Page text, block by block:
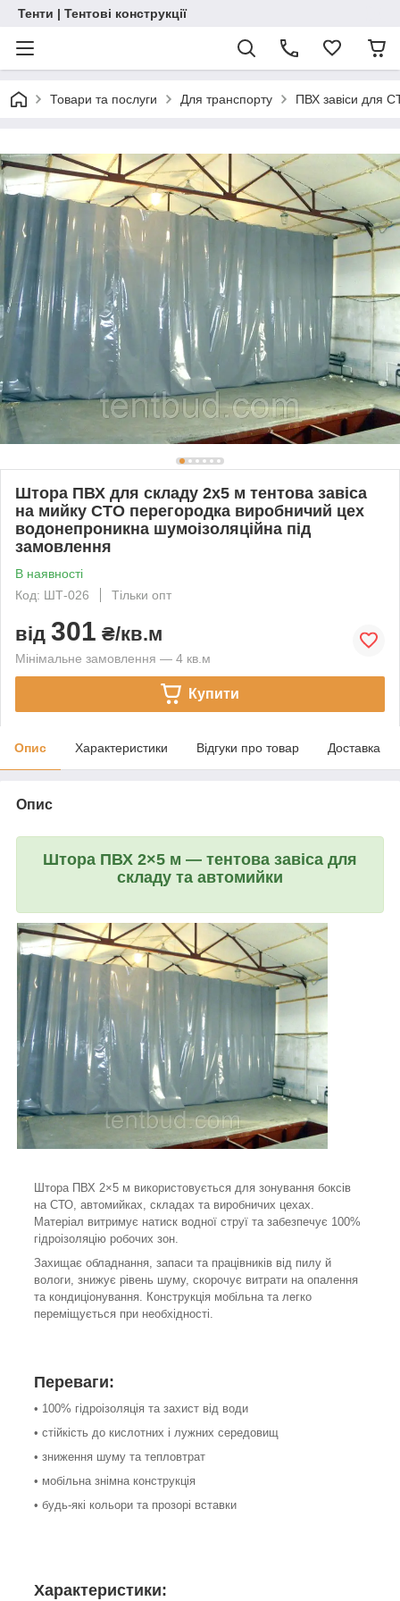
Тенти | Тентові конструкції
Товари та послуги Для транспорту ПВХ завіси для
Штора ПВХ для складу 2х5 м тентова завіса
на мийку СТО перегородка виробничий цех
водонепроникна шумоізоляційна під
замовлення
В наявності
Код: ШТ-026
Тільки опт
від 301 ₴/кв.м
Мінімальне замовлення — 4 кв.м
Купити
Опис Характеристики Відгуки про товар Доставка
Опис
Штора ПВХ 2×5 м — тентова завіса для
складу та автомийки
Штора ПВХ 2×5 м використовується для зонування боксів
на СТО, автомийках, складах та виробничих цехах.
Матеріал витримує натиск водної струї та забезпечує 100%
гідроізоляцію робочих зон.
Захищає обладнання, запаси та працівників від пилу й
вологи, знижує рівень шуму, скорочує витрати на опалення
та кондиціонування. Конструкція мобільна та легко
переміщується при необхідності.
Переваги:
• 100% гідроізоляція та захист від води
• стійкість до кислотних і лужних середовищ
• зниження шуму та тепловтрат
• мобільна знімна конструкція
• будь-які кольори та прозорі вставки
Характеристики: